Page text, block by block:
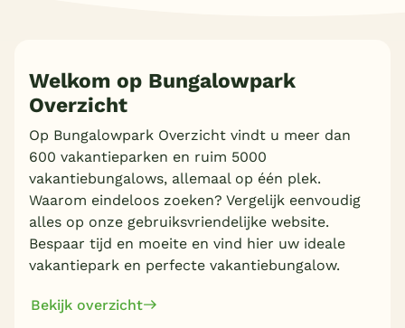
Welkom op Bungalowpark
Overzicht
Op Bungalowpark Overzicht vindt u meer dan
600 vakantieparken en ruim 5000
vakantiebungalows, allemaal op één plek.
Waarom eindeloos zoeken? Vergelijk eenvoudig
alles op onze gebruiksvriendelijke website.
Bespaar tijd en moeite en vind hier uw ideale
vakantiepark en perfecte vakantiebungalow.
Bekijk overzicht